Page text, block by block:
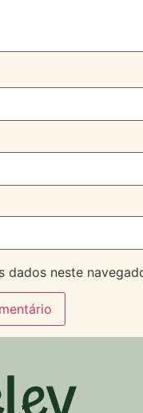
dados neste